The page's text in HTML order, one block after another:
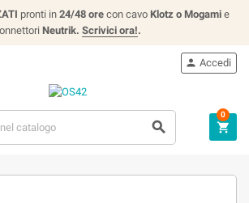
pronti in 24/48 ore con cavo Klotz o Mogami e
Neutrik. Scrivici ora!.

 Accedi

0